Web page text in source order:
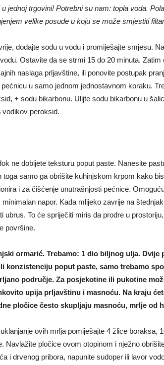
jednoj trgovini! Potrebni su nam: topla voda.
velike posude u koju se može smjestiti
dodajte sodu u vodu i promiješajte smjesu.
Ostavite da se strmi 15 do 20 minuta.
naslaga prljavštine, ili ponovite postupak
u samo jednom jednostavnom koraku.
+ sodu bikarbonu. Ulijte sodu bikarbonu u
vodikov peroksid.
ne dobijete teksturu poput paste. Nanesite
toga samo ga obrišite kuhinjskom krpom kako
i za čišćenje unutrašnjosti pećnice.
minimalan napor. Kada mlijeko zavrije na
ubrus. To će spriječiti miris da prodre u
površine.
ormarić. Trebamo: 1 dio biljnog ulja. Dvije
konzistenciju poput paste, samo trebamo
područje. Za posjekotine ili pukotine
upija prljavštinu i masnoću. Na kraju
pločice često skupljaju masnoću, mrlje od
ovih mrlja pomiješajte 4 žlice boraksa,
Navlažite pločice ovom otopinom i nježno
i drvenog pribora, napunite sudoper ili lavor